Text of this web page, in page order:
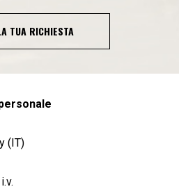
TUA RICHIESTA
(IT)